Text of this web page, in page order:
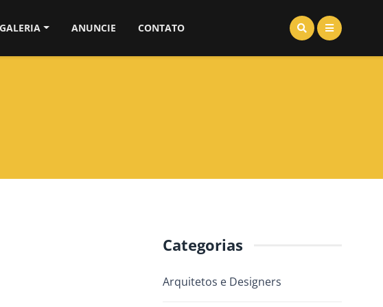
GALERIA ANUNCIE CONTATO
Categorias
Arquitetos e Designers